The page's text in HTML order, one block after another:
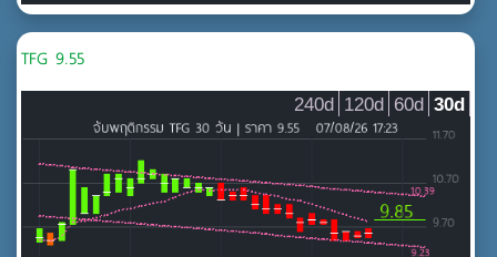
TFG 9.55
30d
60d
120d
240d